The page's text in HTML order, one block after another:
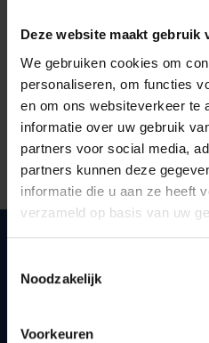
Deze website maakt gebruik
We gebruiken cookies om
personaliseren, om functies
en om ons websiteverkeer te
informatie over uw gebruik
partners voor social media,
partners kunnen deze
informatie die u aan ze heeft
verzameld op basis van uw
Noodzakelijk
Voorkeuren
Snel naar